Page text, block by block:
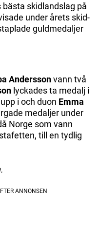
skidlandslag på
under årets skid-
guldmedaljer
Anderssonvann två
lyckades ta medalj i
i och duon Emma
medaljer under
Norge som vann
till en tydlig